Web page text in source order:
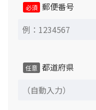
必須 郵便番号
任意 都道府県